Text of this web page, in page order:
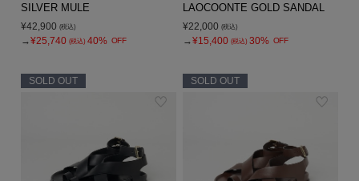
SILVER MULE
¥42,900 (税込)
→¥25,740 (税込) 40% OFF
LAOCOONTE GOLD SANDAL
¥22,000 (税込)
→¥15,400 (税込) 30% OFF
SOLD OUT SOLD OUT